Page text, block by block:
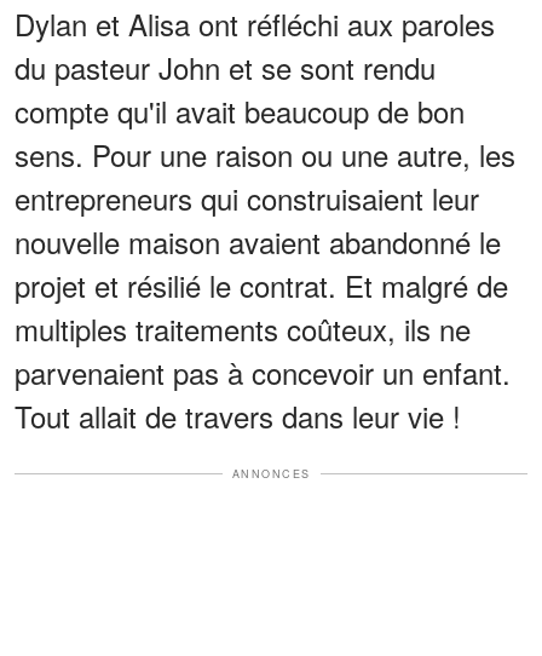
Dylan et Alisa ont réfléchi aux paroles
du pasteur John et se sont rendu
compte qu'il avait beaucoup de bon
sens. Pour une raison ou une autre, les
entrepreneurs qui construisaient leur
nouvelle maison avaient abandonné le
projet et résilié le contrat. Et malgré de
multiples traitements coûteux, ils ne
parvenaient pas à concevoir un enfant.
Tout allait de travers dans leur vie !
ANNONCES